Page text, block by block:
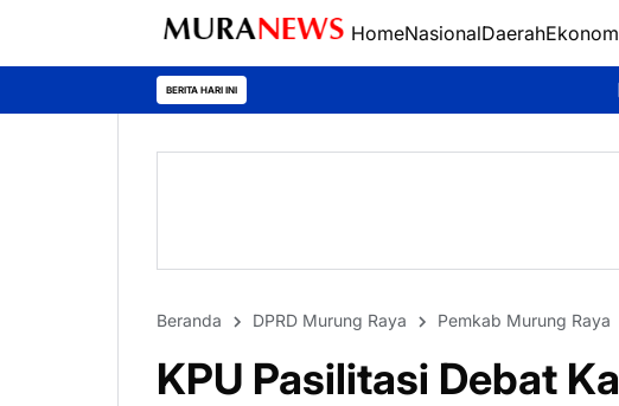
HomeNasionalDaerah
BERITA HARI INI Polres Kapuas Juarai
Beranda DPRD Murung Raya Pemkab Murung Raya
KPU Pasilitasi Debat